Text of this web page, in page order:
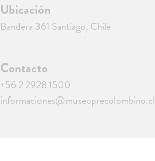
Ubicación
Bandera 361 Santiago, Chile
Contacto
+56 2 2928 1500
informaciones@museoprecolombino.cl